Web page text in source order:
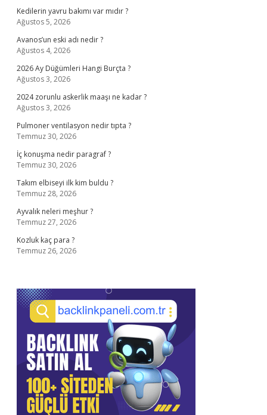
Kedilerin yavru bakımı var mıdır ?
Ağustos 5, 2026
Avanos’un eski adı nedir ?
Ağustos 4, 2026
2026 Ay Düğümleri Hangi Burçta ?
Ağustos 3, 2026
2024 zorunlu askerlik maaşı ne kadar ?
Ağustos 3, 2026
Pulmoner ventilasyon nedir tıpta ?
Temmuz 30, 2026
İç konuşma nedir paragraf ?
Temmuz 30, 2026
Takım elbiseyi ilk kim buldu ?
Temmuz 28, 2026
Ayvalık neleri meşhur ?
Temmuz 27, 2026
Kozluk kaç para ?
Temmuz 26, 2026